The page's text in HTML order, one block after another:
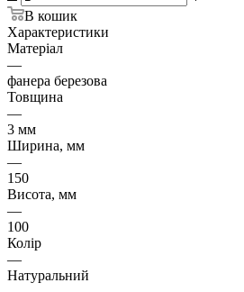
В кошик
Характеристики
Матеріал
—
фанера березова
Товщина
—
3 мм
Ширина, мм
—
150
Висота, мм
—
100
Колір
—
Натуральний